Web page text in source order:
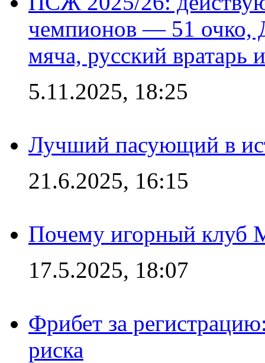
чемпионов — 51 очко,
мяча, русский вратарь
5.11.2025, 18:25
Лучший пасующий в
21.6.2025, 16:15
Почему игорный клуб
17.5.2025, 18:07
Фрибет за
риска